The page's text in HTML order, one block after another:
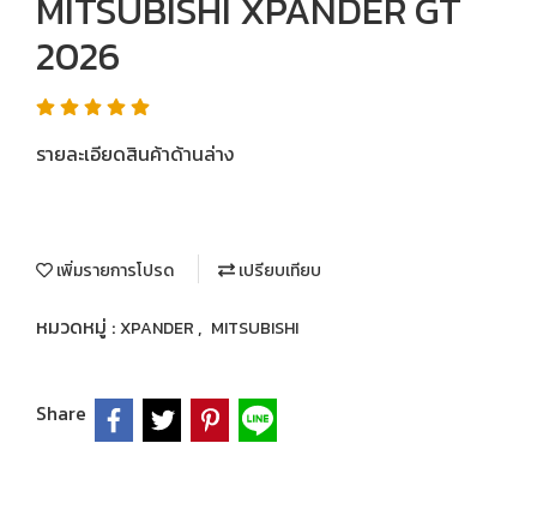
2026
รายละเอียดสินค้าด้านล่าง
เพิ่มรายการโปรด เปรียบเทียบ
หมวดหมู่ : XPANDER , MITSUBISHI
Share